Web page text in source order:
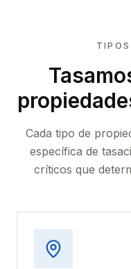
Cada tipo de
específica de
críticos que